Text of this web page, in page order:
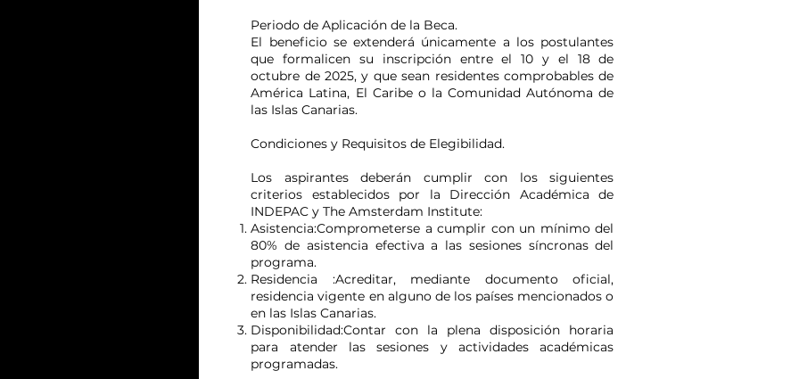
Periodo de Aplicación de la Beca.
El beneficio se extenderá únicamente a los postulantes
que formalicen su inscripción entre el 10 y el 18 de
octubre de 2025, y que sean residentes comprobables de
América Latina, El Caribe o la Comunidad Autónoma de
las Islas Canarias.
Condiciones y Requisitos de Elegibilidad.
Los aspirantes deberán cumplir con los siguientes
criterios establecidos por la Dirección Académica de
INDEPAC y The Amsterdam Institute:
Asistencia:Comprometerse a cumplir con un mínimo del
80% de asistencia efectiva a las sesiones síncronas del
programa.
Residencia :Acreditar, mediante documento oficial,
residencia vigente en alguno de los países mencionados o
en las Islas Canarias.
Disponibilidad:Contar con la plena disposición horaria
para atender las sesiones y actividades académicas
programadas.